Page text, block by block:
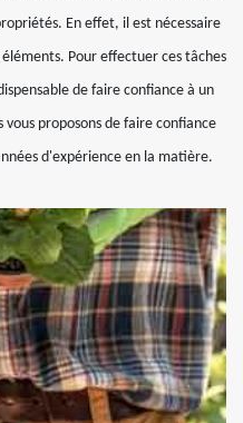
En effet, il est nécessaire
Pour effectuer ces tâches
de faire confiance à un
proposons de faire confiance
d'expérience en la matière.